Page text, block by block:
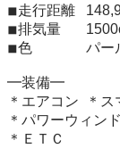
◾︎走行距離
◾︎排気量
◾︎色               パ
━装備━
＊エアコン  ＊
＊パワーウィン
＊ＥＴＣ